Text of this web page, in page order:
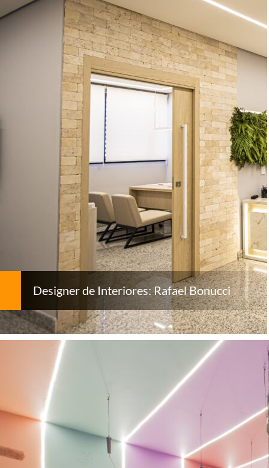
Designer de Interiores: Rafael Bonucci